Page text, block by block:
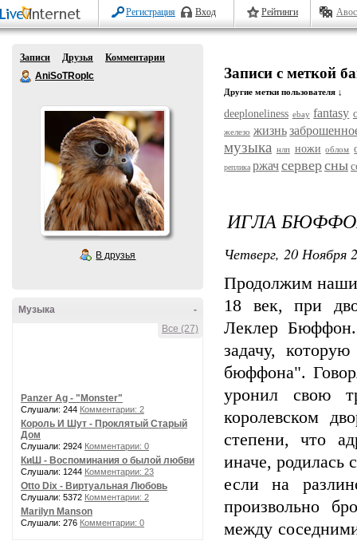
Регистрация Вход Рейтинги
Записи Друзья
Комментарии
AniSoTRopIc
В друзья
-
Музыка
Все (27)
Panzer Ag - "Monster"
Слушали: 244 Комментарии: 2
Король И Шут - Проклятый Старый
Дом
Слушали: 2924 Комментарии: 0
КиШ - Воспоминания о былой любви
Слушали: 1244 Комментарии: 23
Otto Dix - Виртуальная Любовь
Слушали: 5372 Комментарии: 2
Marilyn Manson
Слушали: 276 Комментарии: 0
Записи с меткой
Другие метки пользователя ↓
deeploneliness ebay fantasy
железо жизнь
музыка нлп ножи облом
реплика ржачсерверсны
ИГЛА
Четверг, 20 Ноября
Продолжим наши
18 век, при
Леклер
задачу,
бюффона".
уронил свою
королевском
степени, что
иначе, родилась
если на
произвольно
между